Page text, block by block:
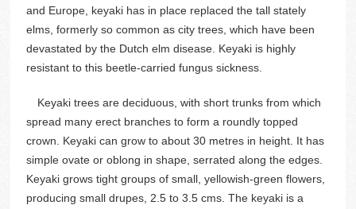
and Europe, keyaki has in place replaced the tall stately
elms, formerly so common as city trees, which have been
devastated by the Dutch elm disease. Keyaki is highly
resistant to this beetle-carried fungus sickness.
Keyaki trees are deciduous, with short trunks from which
spread many erect branches to form a roundly topped
crown. Keyaki can grow to about 30 metres in height. It has
simple ovate or oblong in shape, serrated along the edges.
Keyaki grows tight groups of small, yellowish-green flowers,
producing small drupes, 2.5 to 3.5 cms. The keyaki is a